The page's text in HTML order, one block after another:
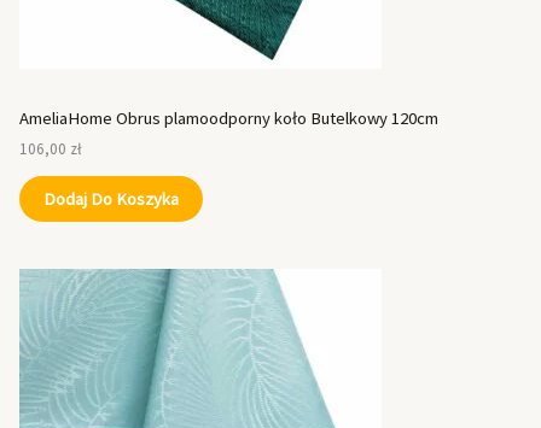
AmeliaHome Obrus plamoodporny koło Butelkowy 120cm
106,00 zł
Dodaj Do Koszyka